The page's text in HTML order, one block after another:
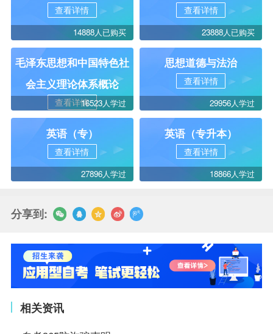
查看详情
14888人已购买
查看详情
23888人已购买
毛泽东思想和中国特色社
会主义理论体系概论
查看详情16523人学过
思想道德与法治
查看详情
29956人学过
英语（专）
查看详情
27896人学过
英语（专升本）
查看详情
18866人学过
分享到:
相关资讯